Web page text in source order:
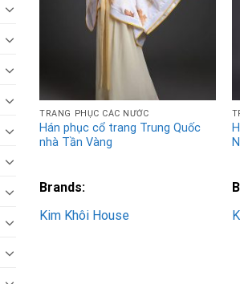
TRANG PHỤC CÁC NƯỚC
Hán phục cổ trang Trung Quốc
nhà Tần Vàng
Brands:
Kim Khôi House